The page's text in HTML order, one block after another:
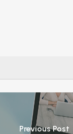
Previous Post